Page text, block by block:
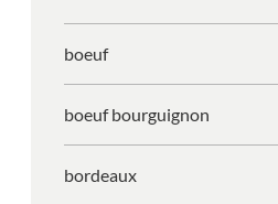
boeuf
boeuf bourguignon
bordeaux